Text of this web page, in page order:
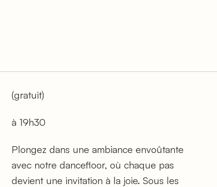
(gratuit)
à 19h30
Plongez dans une ambiance envoûtante
avec notre dancefloor, où chaque pas
devient une invitation à la joie. Sous les